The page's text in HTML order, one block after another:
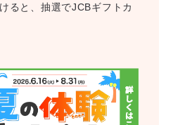
ると、抽選でJCBギフトカ